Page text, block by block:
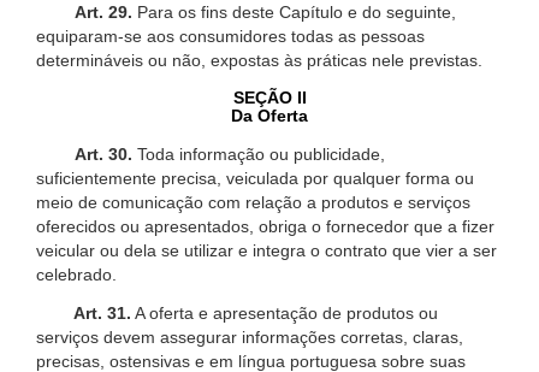
Art. 29. Para os fins deste Capítulo e do seguinte,
equiparam-se aos consumidores todas as pessoas
determináveis ou não, expostas às práticas nele previstas.
SEÇÃO II
Da Oferta
Art. 30. Toda informação ou publicidade,
suficientemente precisa, veiculada por qualquer forma ou
meio de comunicação com relação a produtos e serviços
oferecidos ou apresentados, obriga o fornecedor que a fizer
veicular ou dela se utilizar e integra o contrato que vier a ser
celebrado.
Art. 31. A oferta e apresentação de produtos ou
serviços devem assegurar informações corretas, claras,
precisas, ostensivas e em língua portuguesa sobre suas